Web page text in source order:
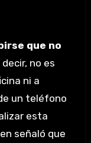
que no
decir, no es
ni a
un teléfono
esta
señaló que